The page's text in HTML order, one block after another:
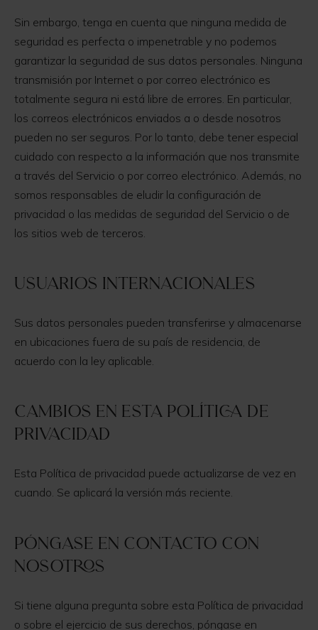
Sin embargo, tenga en cuenta que ninguna medida de
seguridad es perfecta o impenetrable y no podemos
garantizar la seguridad de sus datos personales. Ninguna
transmisión por Internet o por correo electrónico es
totalmente segura ni está libre de errores. En particular,
los correos electrónicos enviados a o desde nosotros
pueden no ser seguros. Por lo tanto, debe tener especial
cuidado con respecto a la información que nos transmite
a través del Servicio o por correo electrónico. Además, no
somos responsables de eludir la configuración de
privacidad o las medidas de seguridad del Servicio o de
los sitios web de terceros.
Usuarios internacionales
Sus datos personales pueden transferirse y almacenarse
en ubicaciones fuera de su país de residencia, de
acuerdo con la ley aplicable.
Cambios en esta Política de
privacidad
Esta Política de privacidad puede actualizarse de vez en
cuando. Se aplicará la versión más reciente.
Póngase en contacto con
nosotros
Si tiene alguna pregunta sobre esta Política de privacidad
o sobre el ejercicio de sus derechos, póngase en